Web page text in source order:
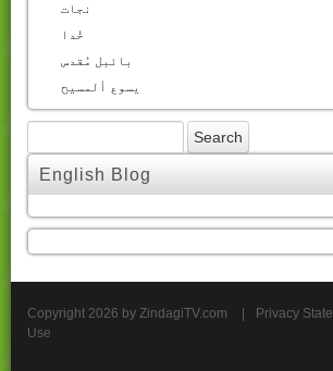
نجات
خُدا
بائبل مُقدس
یسوع ألمسیح
English Blog
Copyright 2026 by ZindagiTV.com Privacy
Use